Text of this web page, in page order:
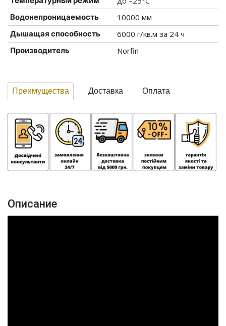
Водонепроницаемость 10000 мм
Дышащая способность 6000 г/кв.м за 24 ч
Производитель Norfin
Преимущества Доставка Оплата
Описание